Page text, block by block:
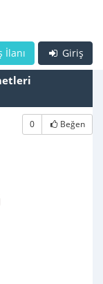
Giriş
İlanı
0 Beğen